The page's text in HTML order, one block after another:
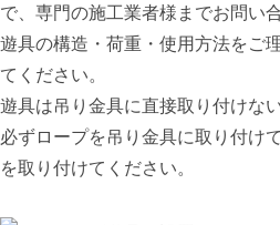
で、専門の施工業者様までお問い
遊具の構造・荷重・使用方法をご
てください。
遊具は吊り金具に直接取り付けな
必ずロープを吊り金具に取り付け
を取り付けてください。